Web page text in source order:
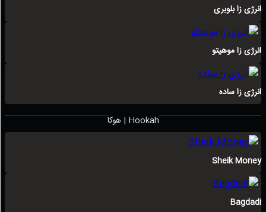
انرژی زا بلوبری
انرژی زا موهیتو
انرژی زا ساده
هوکا | Hookah
Sheik Money
Bagdadi